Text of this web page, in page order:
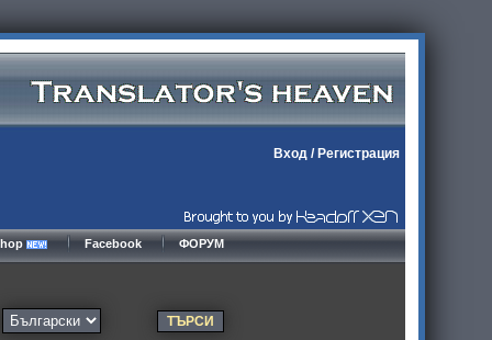
Вход/ Регистрация
Facebook ФОРУМ